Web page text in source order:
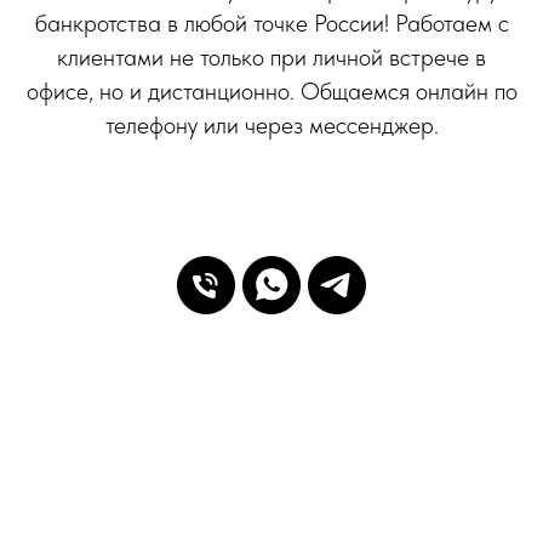
банкротства в любой точке России! Работаем с
клиентами не только при личной встрече в
офисе, но и дистанционно. Общаемся онлайн по
телефону или через мессенджер.